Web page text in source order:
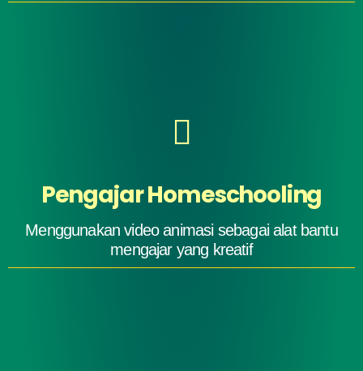
Pengajar Homeschooling
Menggunakan video animasi sebagai alat bantu
mengajar yang kreatif